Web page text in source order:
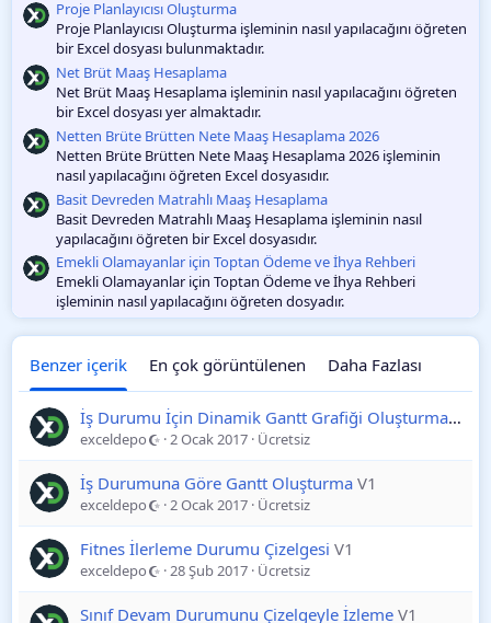
O
y
l
a
m
a
Proje Planlayıcısı Oluşturma
Proje Planlayıcısı Oluşturma işleminin nasıl yapılacağını öğreten
bir Excel dosyası bulunmaktadır.
Net Brüt Maaş Hesaplama
Net Brüt Maaş Hesaplama işleminin nasıl yapılacağını öğreten
bir Excel dosyası yer almaktadır.
Netten Brüte Brütten Nete Maaş Hesaplama 2026
Netten Brüte Brütten Nete Maaş Hesaplama 2026 işleminin
nasıl yapılacağını öğreten Excel dosyasıdır.
Basit Devreden Matrahlı Maaş Hesaplama
Basit Devreden Matrahlı Maaş Hesaplama işleminin nasıl
yapılacağını öğreten bir Excel dosyasıdır.
Emekli Olamayanlar için Toptan Ödeme ve İhya Rehberi
Emekli Olamayanlar için Toptan Ödeme ve İhya Rehberi
işleminin nasıl yapılacağını öğreten dosyadır.
Benzer içerik En çok görüntülenen Daha Fazlası
İş Durumu İçin Dinamik Gantt Grafiği Oluşturma
V1
exceldepo 2 Ocak 2017 Ücretsiz
İş Durumuna Göre Gantt Oluşturma V1
exceldepo 2 Ocak 2017 Ücretsiz
Fitnes İlerleme Durumu Çizelgesi V1
exceldepo 28 Şub 2017 Ücretsiz
Sınıf Devam Durumunu Çizelgeyle İzleme V1